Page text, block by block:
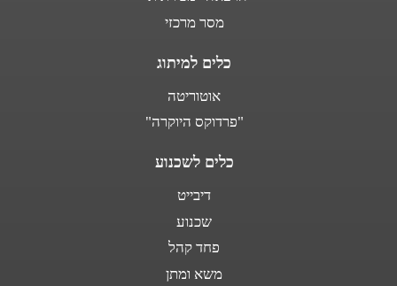
מסר מרכזי
כלים למיתוג
אוטוריטה
"פרדוקס היוקרה"
כלים לשכנוע
דיבייט
שכנוע
פחד קהל
משא ומתן